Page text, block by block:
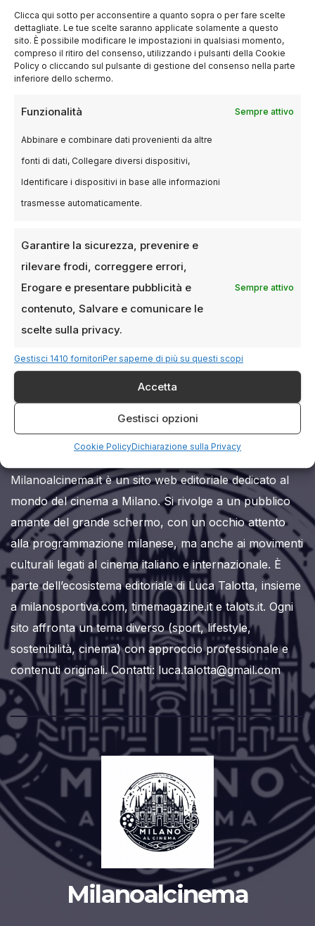
Clicca qui sotto per acconsentire a quanto sopra o per fare scelte
dettagliate. Le tue scelte saranno applicate solamente a questo
sito. È possibile modificare le impostazioni in qualsiasi momento,
compreso il ritiro del consenso, utilizzando i pulsanti della Cookie
Policy o cliccando sul pulsante di gestione del consenso nella parte
inferiore dello schermo.
Funzionalità Sempre attivo
Abbinare e combinare dati provenienti da altre
fonti di dati, Collegare diversi dispositivi,
Identificare i dispositivi in base alle informazioni
trasmesse automaticamente.
Garantire la sicurezza, prevenire e
rilevare frodi, correggere errori,
Erogare e presentare pubblicità e
contenuto, Salvare e comunicare le
scelte sulla privacy.
Sempre attivo
Gestisci 1410 fornitoriPer saperne di più su questi scopi
Accetta
Gestisci opzioni
Cookie PolicyDichiarazione sulla Privacy
Milano: guida completa agli eventi
da non perdere
21 SETTEMBRE 2025 SARA VILLA
Le rassegne cinematografiche a Milano sono un
schermo. Ogni anno, la città ospita…
Milanoalcinema.it
Milanoalcinema.it è un sito web editoriale dedicato al
mondo del cinema a Milano. Si rivolge a un pubblico
amante del grande schermo, con un occhio attento
alla programmazione milanese, ma anche ai movimenti
culturali legati al cinema italiano e internazionale. È
parte dell’ecosistema editoriale di Luca Talotta, insieme
a milanosportiva.com, timemagazine.it e talots.it. Ogni
sito affronta un tema diverso (sport, lifestyle,
sostenibilità, cinema) con approccio professionale e
contenuti originali. Contatti: luca.talotta@gmail.com
Milanoalcinema